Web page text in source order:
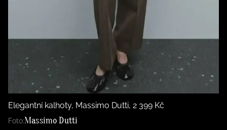
Elegantní kalhoty, Massimo Dutti, 2 399 Kč
Foto:Massimo Dutti